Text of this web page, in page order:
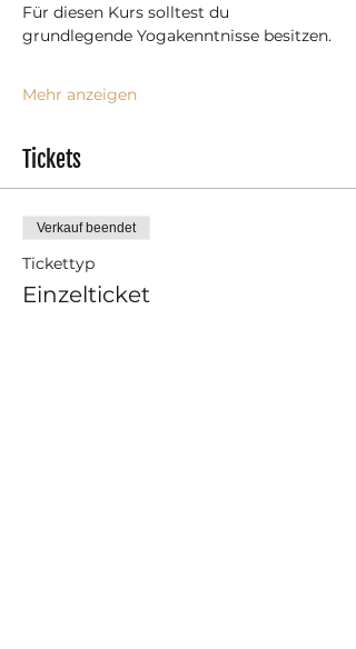
Für diesen Kurs solltest du
grundlegende Yogakenntnisse besitzen.
Mehr anzeigen
Tickets
Verkauf beendet
Tickettyp
Einzelticket